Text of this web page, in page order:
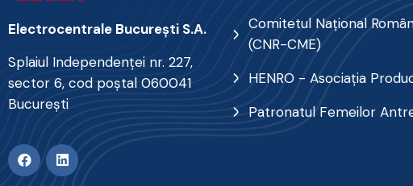
Electrocentrale Bucureşti S.A.
Splaiul Independenţei nr. 227,
sector 6, cod poştal 060041
Bucureşti
Comitetul Naţional
(CNR-CME)
HENRO - Asociația
Patronatul Femeilor